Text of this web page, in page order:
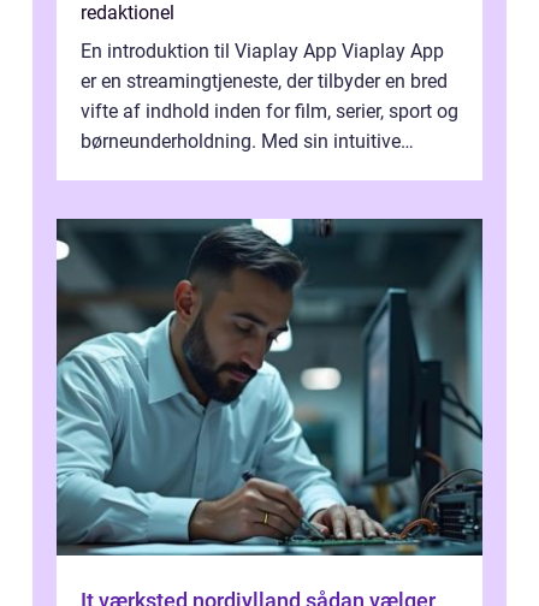
redaktionel
En introduktion til Viaplay App Viaplay App
er en streamingtjeneste, der tilbyder en bred
vifte af indhold inden for film, serier, sport og
børneunderholdning. Med sin intuitive
It værksted nordjylland sådan vælger